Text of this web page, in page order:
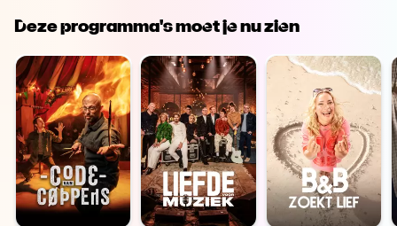
Deze programma's moet je nu zien